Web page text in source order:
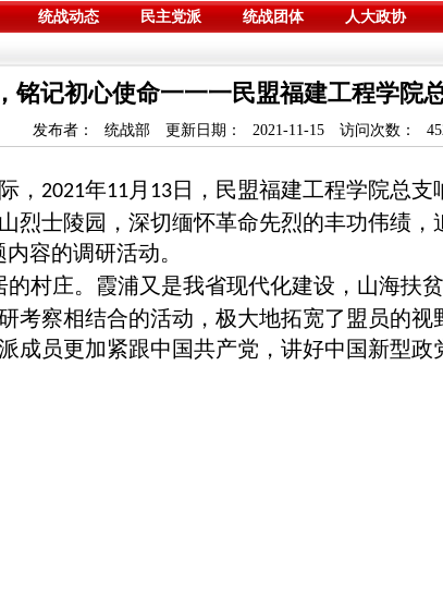
统战动态 民主党派 统战团体 人大政协
铭记初心使命一一一民盟福建工程学院
发布者： 统战部 更新日期： 2021-11-15 访问次数：
， 2021年11 月 13 日，民盟福建工程学院总
烈士陵园，深切缅怀革命先烈的丰功伟绩
容的调研活动。
村庄。霞浦又是我省现代化建设，山海扶
考察相结合的活动，极大地拓宽了盟员的
成员更加紧跟中国共产党，讲好中国新型政